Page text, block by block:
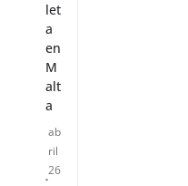
let
a
en
M
alt
a
ab
ril
26